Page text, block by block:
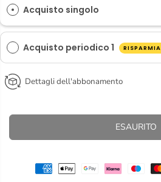
D
I
A
L
R
E
u
r
e
l
a
q
u
t
t
r
e
a
q
t
p
e
Acquisto singolo
Acquisto periodico 1 RISPARMIA
Dettagli dell'abbonamento
ESAURITO